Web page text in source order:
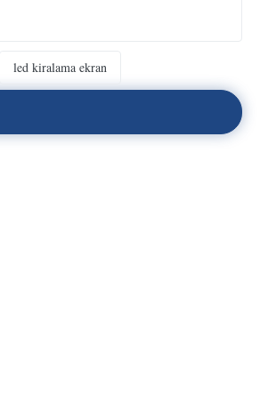
led kiralama ekran